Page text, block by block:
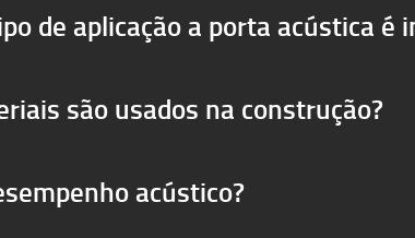
de aplicação a porta acústica é
são usados na construção?
acústico?